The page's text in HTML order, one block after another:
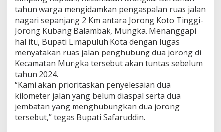
u
p
a
t
i
S
a
a
r
u
d
d
tahun warga mengidamkan pengaspalan ruas jalan
nagari sepanjang 2 Km antara Jorong Koto Tinggi-
Jorong Kubang Balambak, Mungka. Menanggapi
hal itu, Bupati Limapuluh Kota dengan lugas
menyatakan ruas jalan penghubung dua jorong di
Kecamatan Mungka tersebut akan tuntas sebelum
tahun 2024.
“Kami akan prioritaskan penyelesaian dua
kilometer jalan yang belum diaspal serta dua
jembatan yang menghubungkan dua jorong
tersebut,” tegas Bupati Safaruddin.